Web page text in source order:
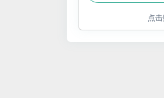
点